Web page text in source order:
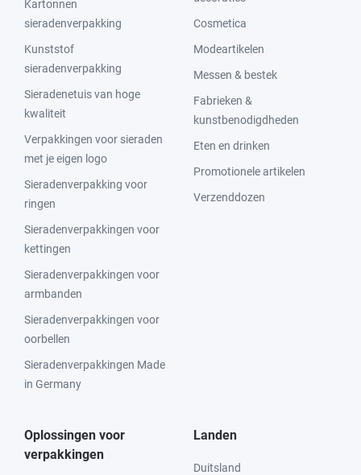
Kartonnen
sieradenverpakking
Kunststof
sieradenverpakking
Sieradenetuis van hoge
kwaliteit
Verpakkingen voor sieraden
met je eigen logo
Sieradenverpakking voor
ringen
Sieradenverpakkingen voor
kettingen
Sieradenverpakkingen voor
armbanden
Sieradenverpakkingen voor
oorbellen
Sieradenverpakkingen Made
in Germany
Cosmetica
Modeartikelen
Messen & bestek
Fabrieken &
kunstbenodigdheden
Eten en drinken
Promotionele artikelen
Verzenddozen
Oplossingen voor
verpakkingen
Landen
Duitsland